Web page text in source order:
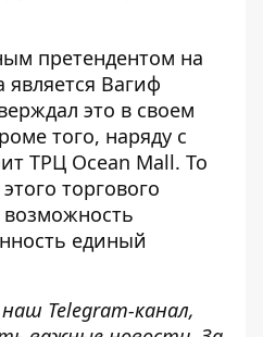
претендентом на
является Вагиф
это в своем
того, наряду с
ТРЦ Ocean Mall. То
торгового
возможность
единый
наш Telegram-канал,